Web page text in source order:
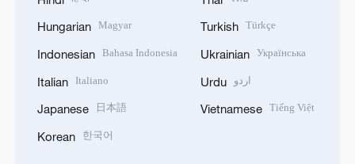
Hungarian Magyar
Indonesian Bahasa Indonesia
Italian Italiano
Japanese 日本語
Korean 한국어
Turkish Türkçe
Ukrainian Українська
Urdu اردو
Vietnamese Tiếng Việt